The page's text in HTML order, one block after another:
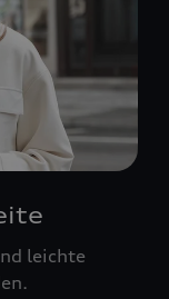
leichte